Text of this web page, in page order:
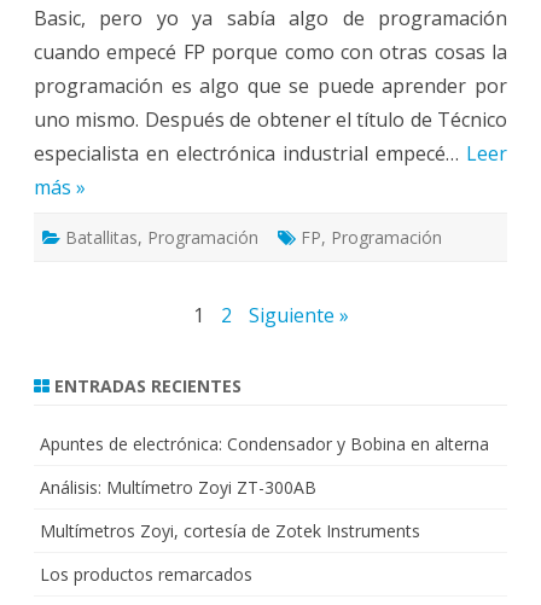
Basic, pero yo ya sabía algo de programación
cuando empecé FP porque como con otras cosas la
programación es algo que se puede aprender por
uno mismo. Después de obtener el título de Técnico
especialista en electrónica industrial empecé… Leer
más »
Batallitas, Programación FP, Programación
entradas
1 2 Siguiente »
ENTRADAS RECIENTES
Apuntes de electrónica: Condensador y Bobina en alterna
Análisis: Multímetro Zoyi ZT-300AB
Multímetros Zoyi, cortesía de Zotek Instruments
Los productos remarcados